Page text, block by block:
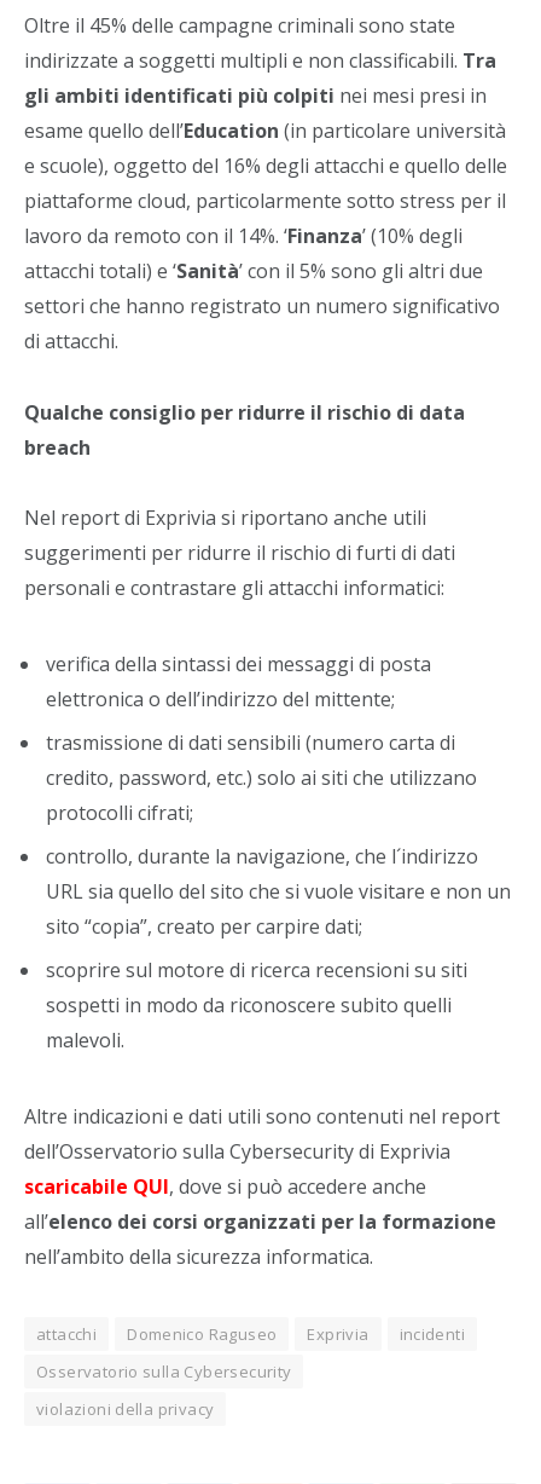
Oltre il 45% delle campagne criminali sono state
indirizzate a soggetti multipli e non classificabili. Tra
gli ambiti identificati più colpiti nei mesi presi in
esame quello dell’Education (in particolare università
e scuole), oggetto del 16% degli attacchi e quello delle
piattaforme cloud, particolarmente sotto stress per il
lavoro da remoto con il 14%. ‘Finanza’ (10% degli
attacchi totali) e ‘Sanità’ con il 5% sono gli altri due
settori che hanno registrato un numero significativo
di attacchi.
Qualche consiglio per ridurre il rischio di data
breach
Nel report di Exprivia si riportano anche utili
suggerimenti per ridurre il rischio di furti di dati
personali e contrastare gli attacchi informatici:
verifica della sintassi dei messaggi di posta
elettronica o dell’indirizzo del mittente;
trasmissione di dati sensibili (numero carta di
credito, password, etc.) solo ai siti che utilizzano
protocolli cifrati;
controllo, durante la navigazione, che l´indirizzo
URL sia quello del sito che si vuole visitare e non un
sito “copia”, creato per carpire dati;
scoprire sul motore di ricerca recensioni su siti
sospetti in modo da riconoscere subito quelli
malevoli.
Altre indicazioni e dati utili sono contenuti nel report
dell’Osservatorio sulla Cybersecurity di Exprivia
scaricabile QUI, dove si può accedere anche
all’elenco dei corsi organizzati per la formazione
nell’ambito della sicurezza informatica.
attacchi Domenico Raguseo Exprivia
incidenti
Osservatorio sulla Cybersecurity
violazioni della privacy